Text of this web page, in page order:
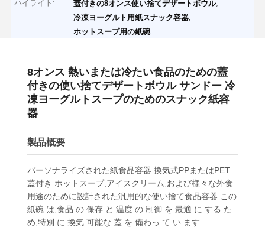
ハイライト:
蓋付きの8オンス使い捨てデザートボウル,
冷凍ヨーグルト用紙スナック容器
ホットスープ用の紙碗
8オンス 熱いまたは冷たい食品のための蓋
付きの使い捨てデザートボウル サンドー 冷
凍ヨーグルトスープのためのスナック紙容
器
製品概要
パーソナライズされた紙食品容器 換気式PPまたはPET
蓋付き.ホットスープ,アイスクリーム,および様々な外食
用途のために設計された汎用的な使い捨て食品容器.この
紙碗 は,食品 の 保存 と 温度 の 制御 を 最適 に する た
め,特別 に 換気 可能な 蓋 を 備わっ て い ます.